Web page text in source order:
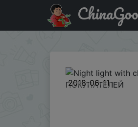
Код на знижку
2018-06-11